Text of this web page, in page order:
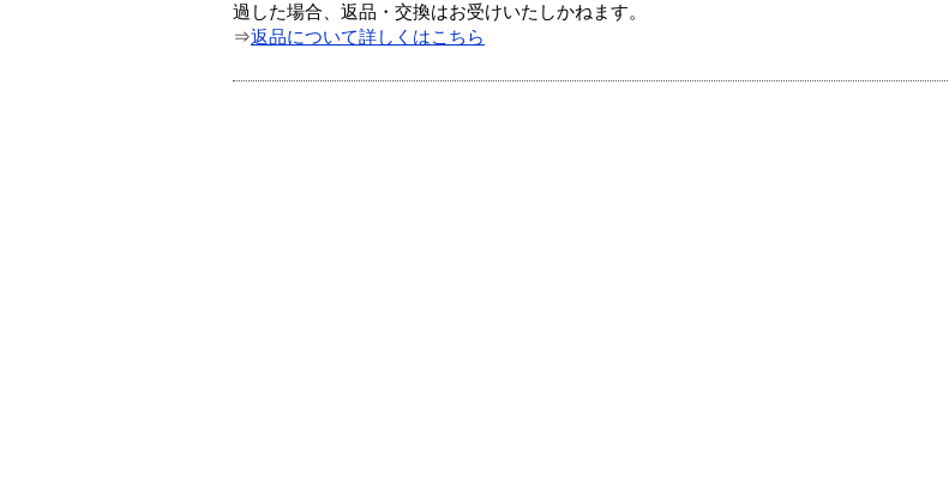
過した場合、返品・交換はお受けいたしかねます。
⇒返品について詳しくはこちら